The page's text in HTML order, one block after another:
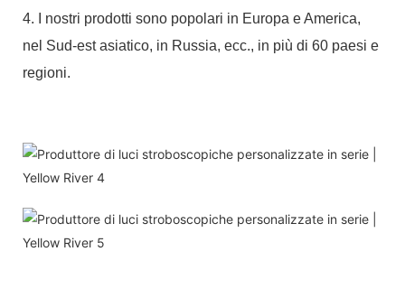
4. I nostri prodotti sono popolari in Europa e America,
nel Sud-est asiatico, in Russia, ecc., in più di 60 paesi e
regioni.